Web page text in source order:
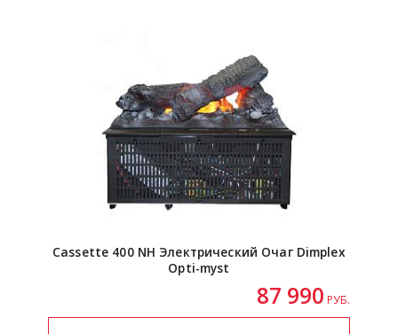
Cassette 400 NH Электрический Очаг Dimplex
Opti-myst
87 990 РУБ.